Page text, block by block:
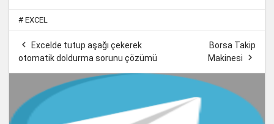
# EXCEL

Excelde tutup aşağı çekerek
otomatik doldurma sorunu çözümü
Borsa Takip
Makinesi
